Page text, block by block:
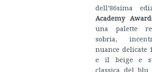
neanche
paragonabile
ad accrescere la simpatia del
l’eburnea austerità degli abiti